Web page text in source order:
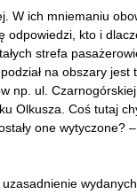
W ich mniemaniu
odpowiedzi, kto i
strefa
na obszary jest
np. ul.
Olkusza. Coś tutaj
one wytyczone?